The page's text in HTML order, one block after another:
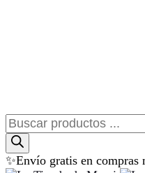
Búsqueda
de
productos
✨Envío gratis en compras